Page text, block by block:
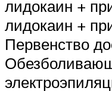
лидокаин +
лидокаин +
Первенство